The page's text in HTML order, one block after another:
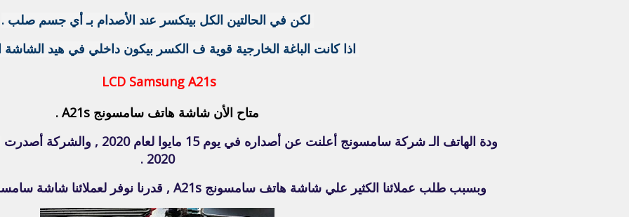
لكن في الحالتين الكل بيتكسر عند الأصدام بـ أي جسم صلب .
اذا كانت الباغة الخارجية قوية ف الكسر بيكون داخلي في هيد الشاشة
LCD Samsung A21s
متاح الأن شاشة هاتف سامسونج A21s .
2020 .
وبسبب طلب عملائنا الكثير علي شاشة هاتف سامسونج A21s , قدرنا نوفر لعملائنا شاشة سامسونج A21s بجودة Original New .